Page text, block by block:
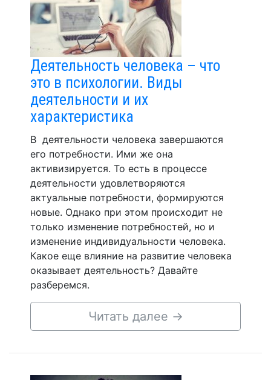
Деятельность человека – что
это в психологии. Виды
деятельности и их
характеристика
В деятельности человека завершаются
его потребности. Ими же она
активизируется. То есть в процессе
деятельности удовлетворяются
актуальные потребности, формируются
новые. Однако при этом происходит не
только изменение потребностей, но и
изменение индивидуальности человека.
Какое еще влияние на развитие человека
оказывает деятельность? Давайте
разберемся.
Читать далее →